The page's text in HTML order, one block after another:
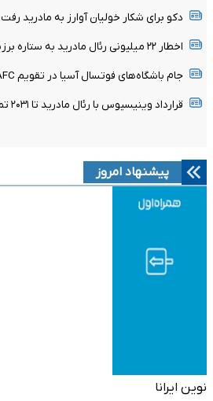
دکو برای شکار خولیان آوارز به مادرید رفت
اخطار ۲۲ میلیونی رئال مادرید به ستاره برزیلی
جام باشگاه‌های فوتسال آسیا در تقویم AFC درج شد
قرارداد وینیسیوس با رئال مادرید تا ۲۰۳۱ تمدید شد
پیشنهاد امروز
نوین ایرانا